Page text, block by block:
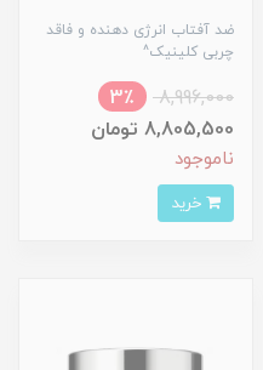
ضد آفتاب انرژی دهنده و فاقد
چربی کلینیک^
8,996,000
3٪
8,805,500 تومان
ناموجود